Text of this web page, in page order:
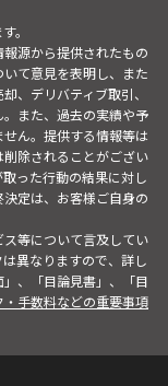
。
源から提供されたもの
て意見を表明し、また
、デリバティブ取引、
また、過去の実績や予
ん。提供する情報等は
除されることがござい
った行動の結果に対し
定は、お客様ご自身の
等について言及してい
異なりますので、詳し
、「目論見書」、「目
・手数料などの重要事項